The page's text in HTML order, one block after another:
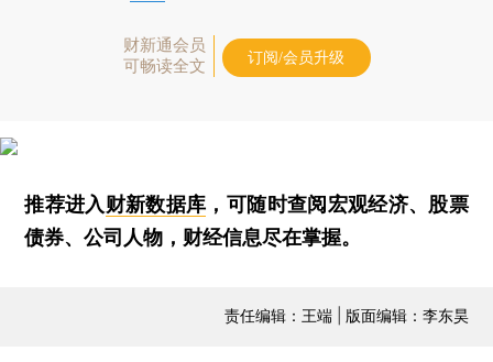
财新通会员
可畅读全文
订阅/会员升级
推荐进入财新数据库 ，可随时查阅宏观经济、股票
债券、公司人物，财经信息尽在掌握。
责任编辑：王端 | 版面编辑：李东昊